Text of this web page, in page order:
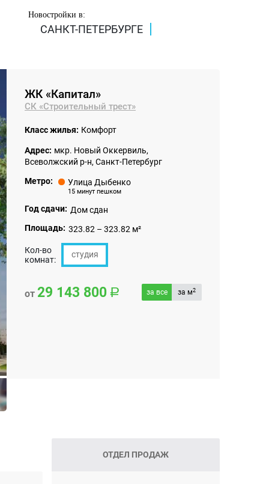
Новостройки в:
САНКТ-ПЕТЕРБУРГЕ
ЖК «Капитал»
СК «Строительный трест»
Класс жилья: Комфорт
Адрес: мкр. Новый Оккервиль,
Всеволжский р-н, Санкт-Петербург
Метро:
Улица Дыбенко
15 минут пешком
Год сдачи: Дом сдан
Площадь: 323.82 – 323.82 м²
Кол-во
комнат:
студия
от 29 143 800 за все за м2
ОТДЕЛ ПРОДАЖ